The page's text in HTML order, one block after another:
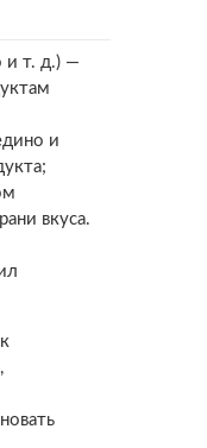
и т. д.) —
и
вкуса.